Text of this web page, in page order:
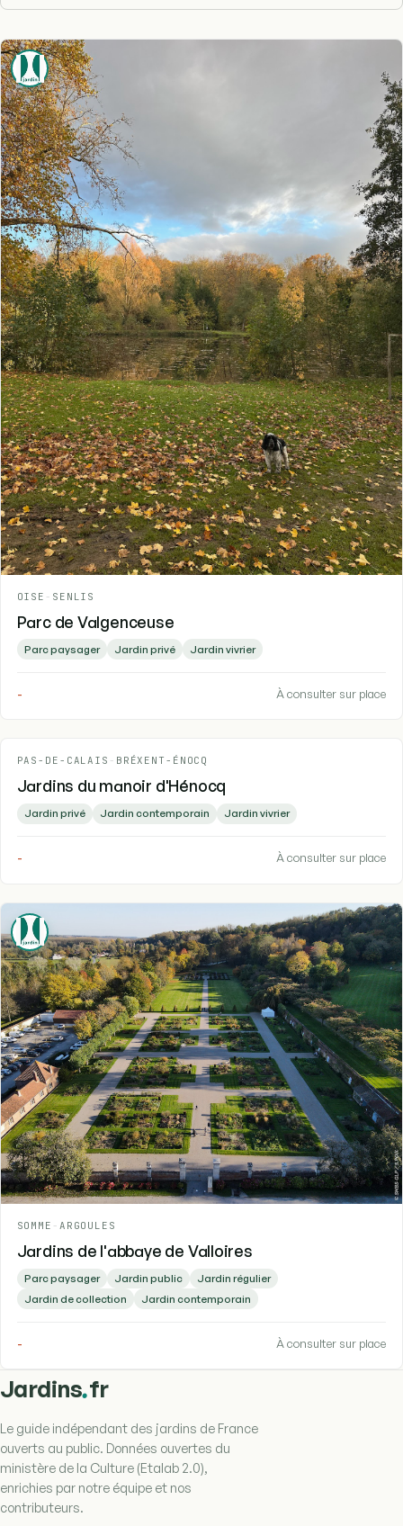
OISE - SENLIS
Parc de Valgenceuse
Parc paysager Jardin privé Jardin vivrier
- À consulter sur place
PAS-DE-CALAIS - BRÉXENT-ÉNOCQ
Jardins du manoir d'Hénocq
Jardin privé Jardin contemporain Jardin vivrier
- À consulter sur place
SOMME - ARGOULES
Jardins de l'abbaye de Valloires
Parc paysager Jardin public
Jardin régulier
Jardin de collection
Jardin contemporain
- À consulter sur place
Jardins.fr
Le guide indépendant des jardins de France
ouverts au public. Données ouvertes du
ministère de la Culture (Etalab 2.0),
enrichies par notre équipe et nos
contributeurs.